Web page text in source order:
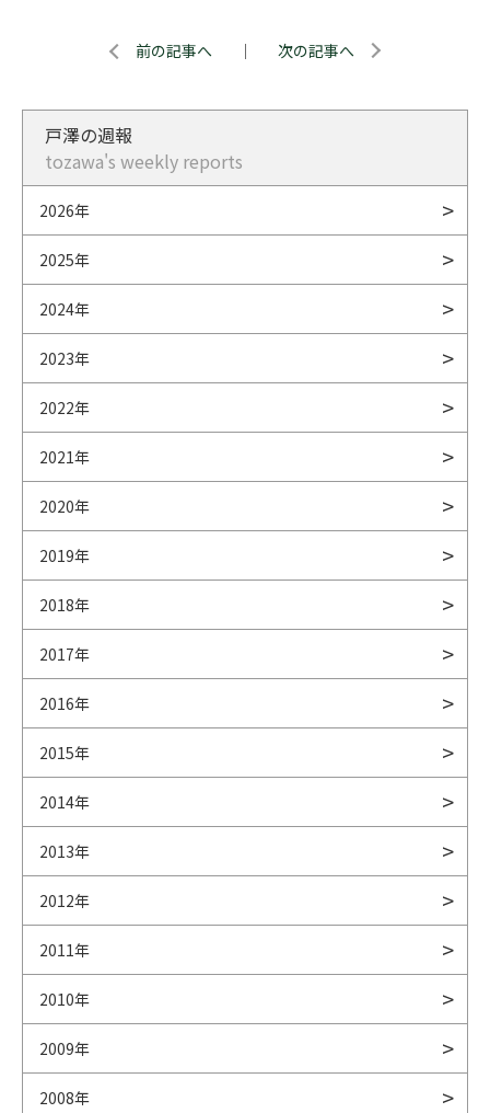
前の記事へ ｜ 次の記事へ
戸澤の週報
tozawa's weekly reports
2026年
2025年
2024年
2023年
2022年
2021年
2020年
2019年
2018年
2017年
2016年
2015年
2014年
2013年
2012年
2011年
2010年
2009年
2008年